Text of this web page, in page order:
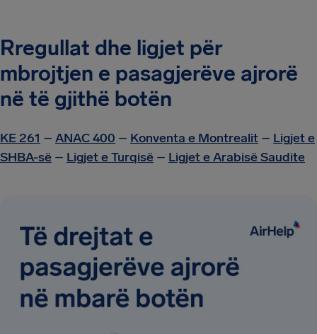
Rregullat dhe ligjet për
mbrojtjen e pasagjerëve ajrorë
në të gjithë botën
KE 261 – ANAC 400 – Konventa e Montrealit – Ligjet e
SHBA-së – Ligjet e Turqisë – Ligjet e Arabisë Saudite